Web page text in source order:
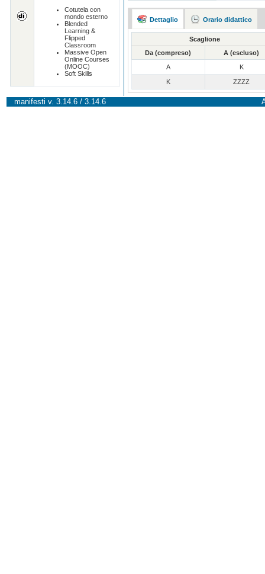
Cotutela con
mondo esterno
Blended
Learning &
Flipped
Classroom
Massive Open
Online Courses
(MOOC)
Soft Skills
Dettaglio Orario didattico
Scaglione
Da (compreso)
A (escluso)
A
K
K ZZZZ
manifesti v. 3.14.6 / 3.14.6